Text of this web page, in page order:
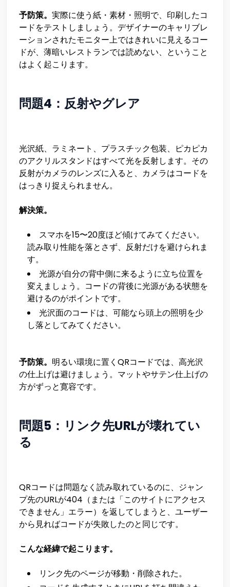
予防策。 実際に使う紙・素材・照明で、印刷したコ
ードをテストしましょう。デザイナーのキャリブレ
ーションされたモニター上ではきれいに見えるコー
ドが、薄暗いレストランでは読めない、ということ
はよく起こります。
問題4：反射やグレア
光沢紙、ラミネート、プラスチック包装、ピカピカ
のアクリルスタンドはすべて光を反射します。その
反射がカメラのレンズに入ると、カメラはコードを
はっきり捉えられません。
解決策。
スマホを15〜20度ほど傾けてみてください。
読み取り性能を落とさず、反射だけを避けられま
す。
光源が自分の背中側に来るように立ち位置を
変えましょう。コードの背後に光源がある状態を
避けるのがポイントです。
光沢面のコードは、可能なら頭上の照明を少
し落としてみてください。
予防策。 明るい環境に置くQRコードでは、高光沢
の仕上げは避けましょう。マットやサテン仕上げの
方がずっと寛容です。
問題5：リンク先URLが壊れてい
る
QRコードは問題なく読み取れているのに、ジャン
プ先のURLが404（または「このサイトにアクセス
できません」エラー）を返してしまうと、ユーザー
から見ればコードが失敗したのと同じです。
こんな経緯で起こります。
リンク先のページが移動・削除された。